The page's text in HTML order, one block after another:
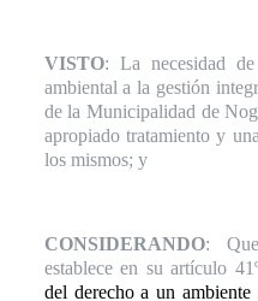
VISTO: La necesidad
ambiental a la gestión
de la Municipalidad de
apropiado tratamiento y
los mismos; y
CONSIDERANDO:
establece en su artículo
del derecho a un